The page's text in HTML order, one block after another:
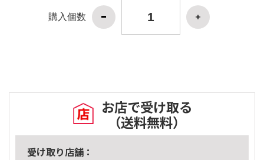
購入個数
お店で受け取る
（送料無料）
受け取り店舗：